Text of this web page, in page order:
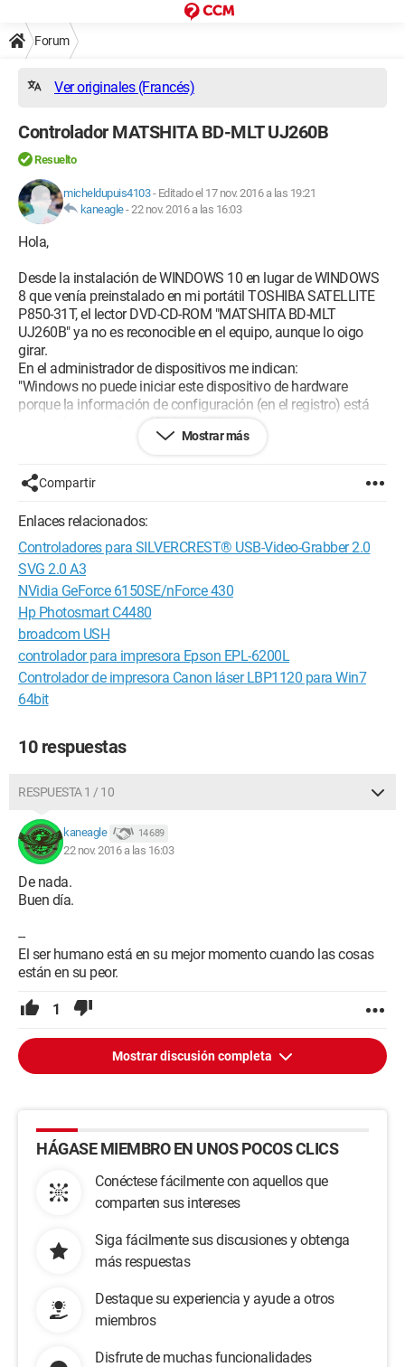
Forum
Ver originales (Francés)
Controlador MATSHITA BD-MLT UJ260B
Resuelto
micheldupuis4103- Editado el 17 nov. 2016 a las 19:21
kaneagle-22 nov. 2016 a las 16:03
Hola,
Desde la instalación de WINDOWS 10 en lugar de WINDOWS
8 que venía preinstalado en mi portátil TOSHIBA SATELLITE
P850-31T, el lector DVD-CD-ROM "MATSHITA BD-MLT
UJ260B" ya no es reconocible en el equipo, aunque lo oigo
girar.
En el administrador de dispositivos me indican:
"Windows no puede iniciar este dispositivo de hardware
porque la información de configuración (en el registro) está
incompleta o dañada (Código 19)"
Por otra parte, he verificado que el controlador está
Gracias por indicarme si debo desinstalar el controlador y
luego reinstalarlo, pero ¿con qué controlador?
Michel
Mostrar más
Compartir
Enlaces relacionados:
Controladores para SILVERCREST® USB-Video-Grabber 2.0
SVG 2.0 A3
NVidia GeForce 6150SE/nForce 430
Hp Photosmart C4480
broadcom USH
controlador para impresora Epson EPL-6200L
Controlador de impresora Canon láser LBP1120 para Win7
64bit
10 respuestas
RESPUESTA 1 / 10
kaneagle 14 689
22 nov. 2016 a las 16:03
De nada.
Buen día.
--
El ser humano está en su mejor momento cuando las cosas
están en su peor.
1
Mostrar discusión completa
HÁGASE MIEMBRO EN UNOS POCOS CLICS
Conéctese fácilmente con aquellos que
comparten sus intereses
Siga fácilmente sus discusiones y obtenga
más respuestas
Destaque su experiencia y ayude a otros
miembros
Disfrute de muchas funcionalidades